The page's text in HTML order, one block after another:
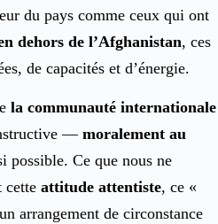
du pays comme ceux qui ont
dehors de l’Afghanistan, ces
de capacités et d’énergie.
la communauté internationale
— moralement au
possible. Ce que nous ne
cette attitude attentiste, ce «
arrangement de circonstance